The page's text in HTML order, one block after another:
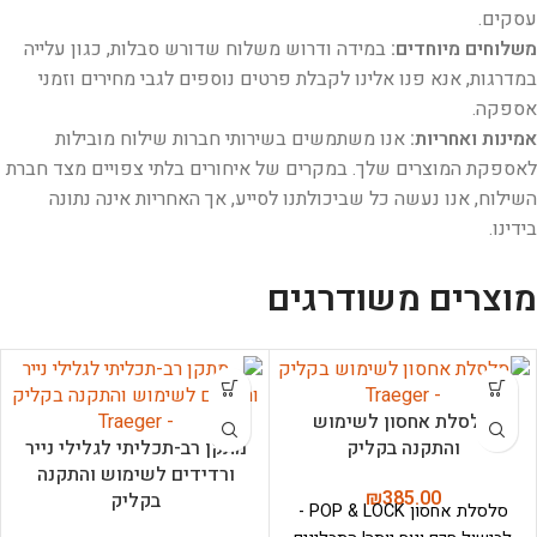
עסקים.
משלוחים מיוחדים: במידה ודרוש משלוח שדורש סבלות, כגון עלייה
במדרגות, אנא פנו אלינו לקבלת פרטים נוספים לגבי מחירים וזמני
אספקה.
אמינות ואחריות: אנו משתמשים בשירותי חברות שילוח מובילות
לאספקת המוצרים שלך. במקרים של איחורים בלתי צפויים מצד חברת
השילוח, אנו נעשה כל שביכולתנו לסייע, אך האחריות אינה נתונה
בידינו.
מוצרים משודרגים
סלסלת אחסון לשימוש
והתקנה בקליק
₪385.00
סלסלת אחסון POP & LOCK -
מתקן רב-תכליתי לגלילי נייר
ורדידים לשימוש והתקנה
בקליק